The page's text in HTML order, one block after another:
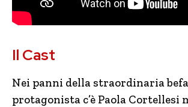
Il Cast
Nei panni della straordinaria
protagonista c’è Paola Cortellesi